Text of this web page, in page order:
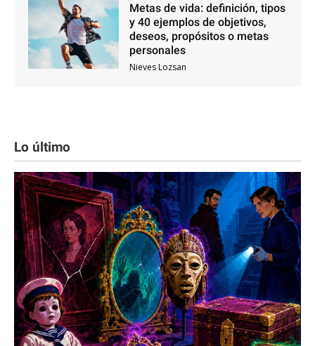
Metas de vida: definición, tipos
y 40 ejemplos de objetivos,
deseos, propósitos o metas
personales
Nieves Lozsan
Lo último